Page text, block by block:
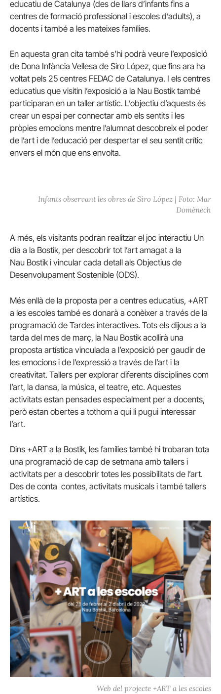
educatiu de Catalunya (des de llars d’infants fins a
centres de formació professional i escoles d’adults), a
docents i també a les mateixes famílies.
En aquesta gran cita també s’hi podrà veure l’exposició
de Dona Infància Vellesa de Siro López, que fins ara ha
voltat pels 25 centres FEDAC de Catalunya. I els centres
educatius que visitin l’exposició a la Nau Bostiktambé
participaran en un taller artístic. L’objectiu d’aquests és
crear un espai per connectar amb els sentits i les
pròpies emocions mentre l’alumnat descobreix el poder
de l’art i de l’educació per despertar el seu sentit crític
envers el món que ens envolta.
Infants observant les obres de Siro López | Foto: Mar
Domènech
A més, els visitants podran realitzar el joc interactiu Un
dia a la Bostik, per descobrir tot l’art amagat a la
Nau Bostiki vincular cada detall als Objectius de
Desenvolupament Sostenible (ODS).
Més enllà de la proposta per a centres educatius, +ART
a les escoles també es donarà a conèixer a través de la
programació de Tardes interactives. Tots els dijous a la
tarda del mes de març, la Nau Bostik acollirà una
proposta artística vinculada a l’exposició per gaudir de
les emocions i de l’expressió a través de l’art i la
creativitat. Tallers per explorar diferents disciplines com
l’art, la dansa, la música, el teatre, etc. Aquestes
activitats estan pensades especialment per a docents,
però estan obertes a tothom a qui li pugui interessar
l’art.
Dins +ART a la Bostik, les famílies també hi trobaran tota
una programació de cap de setmana amb tallers i
activitats per a descobrir totes les possibilitats de l’art.
Des de conta contes, activitats musicals i també tallers
artístics.
Web del projecte +ART a les escoles